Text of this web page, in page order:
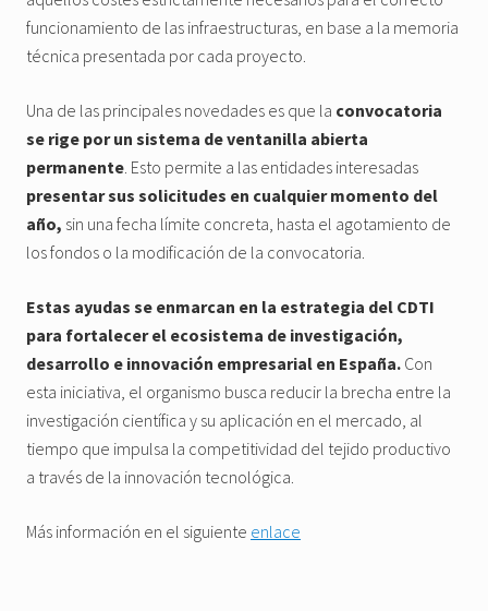
funcionamiento de las infraestructuras, en base a la memoria
técnica presentada por cada proyecto.
Una de las principales novedades es que la convocatoria
se rige por un sistema de ventanilla abierta
permanente . Esto permite a las entidades interesadas
presentar sus solicitudes en cualquier momento del
año, sin una fecha límite concreta, hasta el agotamiento de
los fondos o la modificación de la convocatoria.
Estas ayudas se enmarcan en la estrategia del CDTI
para fortalecer el ecosistema de investigación,
desarrollo e innovación empresarial en España. Con
esta iniciativa, el organismo busca reducir la brecha entre la
investigación científica y su aplicación en el mercado, al
tiempo que impulsa la competitividad del tejido productivo
a través de la innovación tecnológica.
Más información en el siguiente enlace